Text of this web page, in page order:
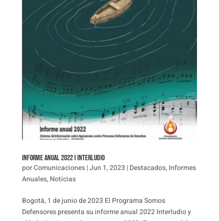
Informe Anual 2022 I INTERLUDIO
porComunicaciones|Jun 1, 2023 |Destacados,Informes
Anuales,Noticias
Bogotá, 1 de junio de 2023 El Programa Somos
Defensores presenta su informe anual 2022 Interludio y